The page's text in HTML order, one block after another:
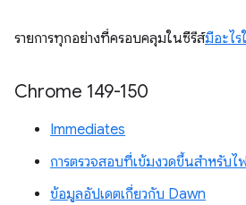
รายการทุกอย่างที่ครอบคลุมในซีรีส์มีอะไ
Chrome 149-150
Immediates
การตรวจสอบที่เข้มงวดขึ้นสำหรับไ
ข้อมูลอัปเดตเกี่ยวกับ Dawn